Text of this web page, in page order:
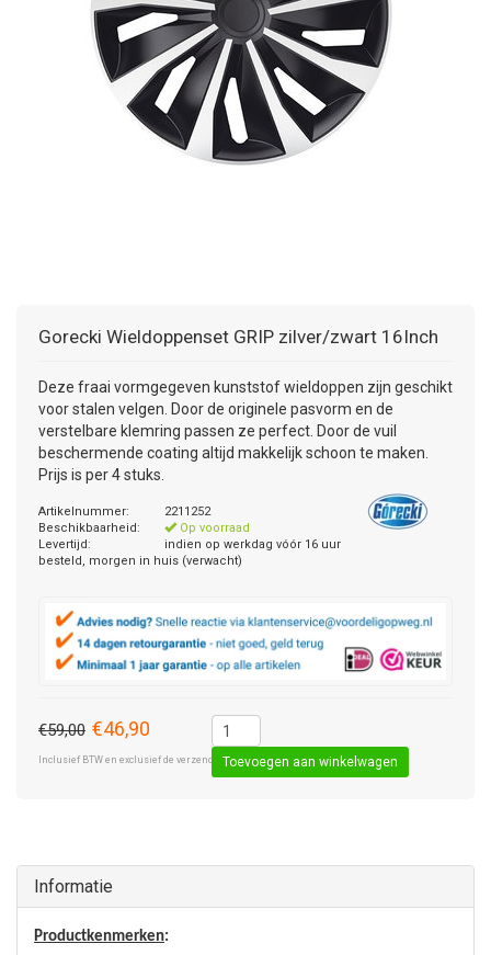
TOYOTA
VOLKSWAGEN (TOT VW PASSAT)
VOLKSWAGEN (VANAF VW PASSAT)
15 INCH
INFORMATIE OVER LAADKABELS
ACCULADER
JUMPSTARTER
PECH ONDERWEG
AUTOSTOELTJE
DAKKOFFER
INFORMATIE OVER DAKKOFFERS
SNEEUWKETTINGEN
SNEEUWKETTINGEN VOOR SUV, MPV, 4X4, CAMPER EN
INFORMATIE OVER WETGEVING
REGELGEVING M.B.T. VERLICHTING
ADVIES BIJ DEFECTE VERLICHTING
CARAVANHOES
INFORMATIE OVER CARAVANHOEZEN
AANHANGWAGEN
Gorecki Wieldoppenset GRIP zilver/zwart 16Inch
Deze fraai vormgegeven kunststof wieldoppen zijn geschikt
voor stalen velgen. Door de originele pasvorm en de
verstelbare klemring passen ze perfect. Door de vuil
beschermende coating altijd makkelijk schoon te maken.
Prijs is per 4 stuks.
Artikelnummer:
2211252
Beschikbaarheid:
Op voorraad
Levertijd:
indien op werkdag vóór 16 uur
besteld, morgen in huis (verwacht)
€59,00 €46,90
Inclusief BTW en exclusief de verzendkosten € 8,50 (standaard pakket).
Toevoegen aan winkelwagen
Informatie
Productkenmerken: